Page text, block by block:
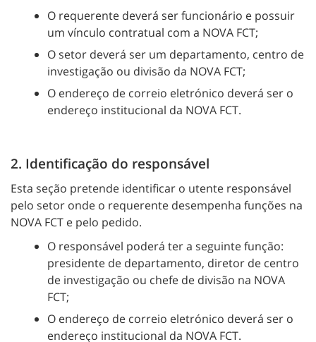
O requerente deverá ser funcionário e possuir
um vínculo contratual com a NOVA FCT;
O setor deverá ser um departamento, centro de
investigação ou divisão da NOVA FCT;
O endereço de correio eletrónico deverá ser o
endereço institucional da NOVA FCT.
2. Identificação do responsável
Esta seção pretende identificar o utente responsável
pelo setor onde o requerente desempenha funções na
NOVA FCT e pelo pedido.
O responsável poderá ter a seguinte função:
presidente de departamento, diretor de centro
de investigação ou chefe de divisão na NOVA
FCT;
O endereço de correio eletrónico deverá ser o
endereço institucional da NOVA FCT.